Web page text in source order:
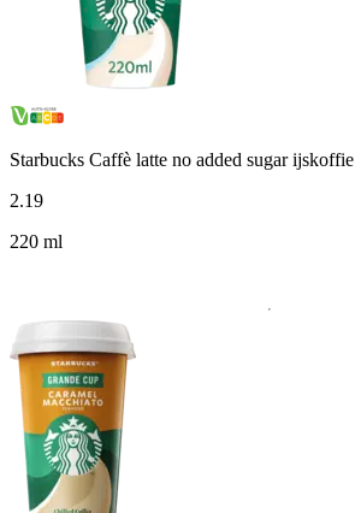
Starbucks Caffè latte no added sugar ijskoffie
2.19
220 ml